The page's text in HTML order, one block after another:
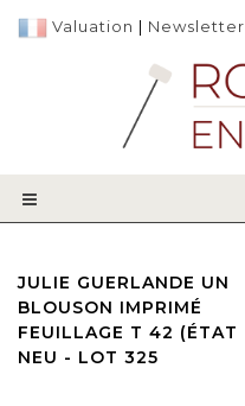
Valuation | Newsletter
JULIE GUERLANDE UN
BLOUSON IMPRIMÉ
FEUILLAGE T 42 (ÉTAT
NEU - LOT 325